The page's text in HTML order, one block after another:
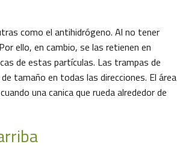
como el antihidrógeno. Al no tener
ello, en cambio, se las retienen en
de estas partículas. Las trampas de
tamaño en todas las direcciones. El área
una canica que rueda alrededor de